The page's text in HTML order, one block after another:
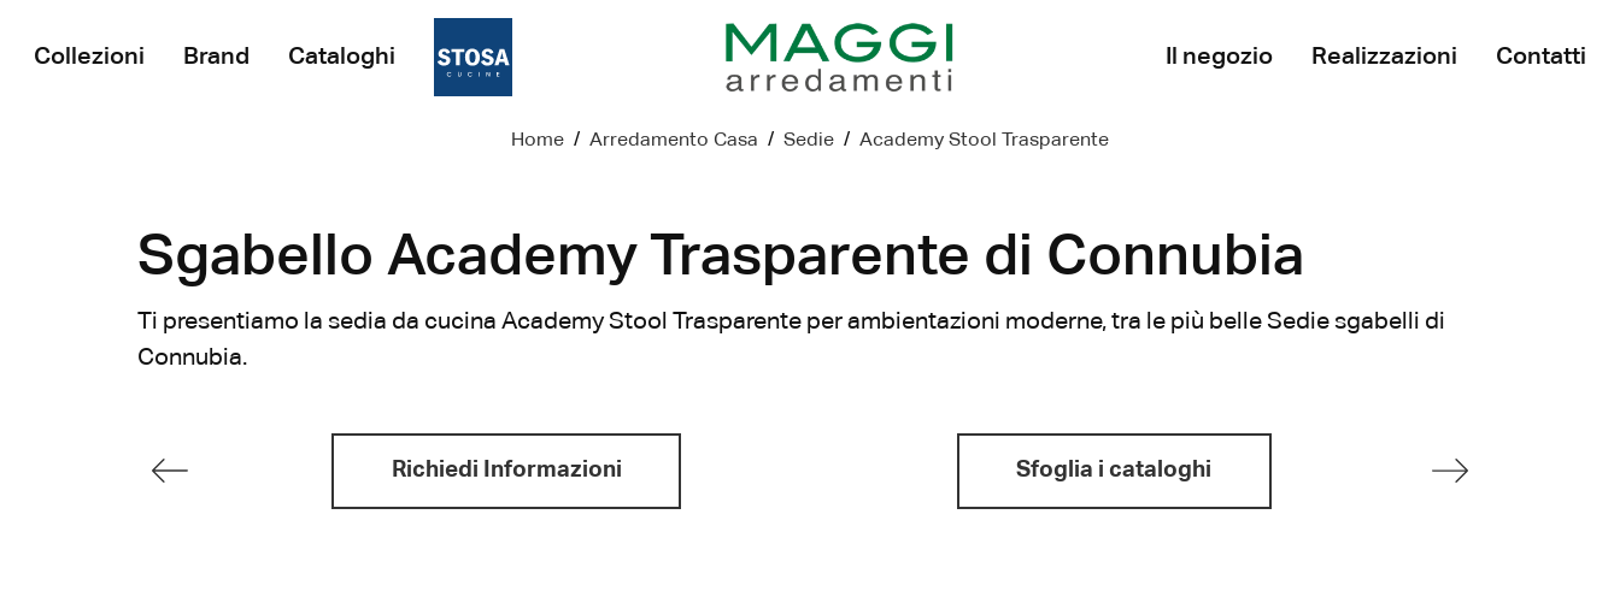
Collezioni Brand Cataloghi Il negozio Realizzazioni Contatti
Home / Arredamento Casa / Sedie / Academy Stool Trasparente
Sgabello Academy Trasparente di Connubia
Ti presentiamo la sedia da cucina Academy Stool Trasparente per ambientazioni moderne, tra le più belle Sedie sgabelli di
Connubia.
Richiedi Informazioni Sfoglia i cataloghi